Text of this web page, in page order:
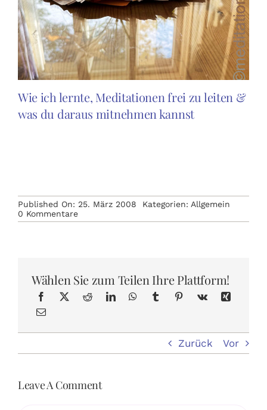
Wie ich lernte, Meditationen frei zu leiten &
was du daraus mitnehmen kannst
Published On: 25. März 2008 Kategorien: Allgemein
0 Kommentareon
Meditationsleiter.de
Wählen Sie zum Teilen Ihre Plattform!
Zurück Vor
Leave A Comment